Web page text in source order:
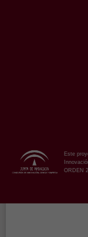
Este
ORDEN